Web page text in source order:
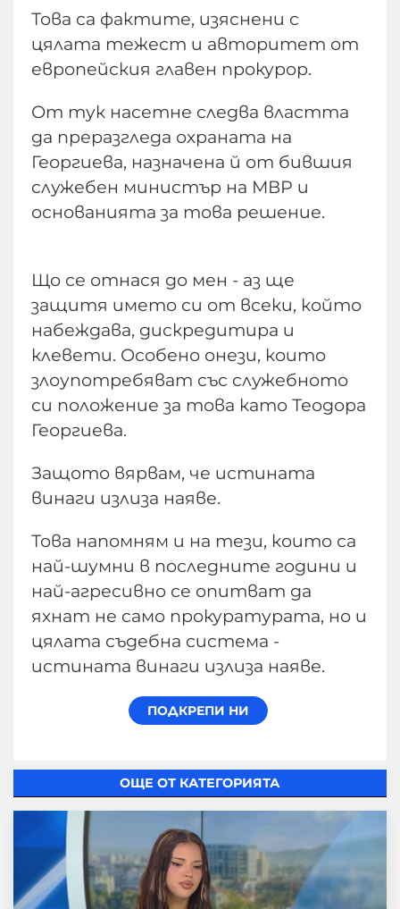
Това са фактите, изяснени с
цялата тежест и авторитет от
европейския главен прокурор.
От тук насетне следва властта
да преразгледа охраната на
Георгиева, назначена й от бившия
служебен министър на МВР и
основанията за това решение.
Що се отнася до мен - аз ще
защитя името си от всеки, който
набеждава, дискредитира и
клевети. Особено онези, които
злоупотребяват със служебното
си положение за това като Теодора
Георгиева.
Защото вярвам, че истината
винаги излиза наяве.
Това напомням и на тези, които са
най-шумни в последните години и
най-агресивно се опитват да
яхнат не само прокуратурата, но и
цялата съдебна система -
истината винаги излиза наяве.
ОЩЕ ОТ КАТЕГОРИЯТА